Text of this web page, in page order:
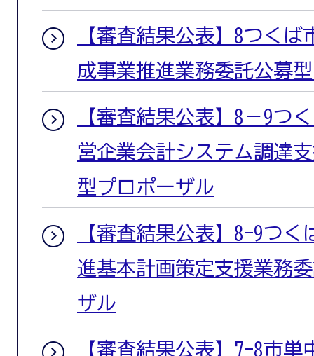
【審査結果公表】8つく
成事業推進業務委託公募
【審査結果公表】8－9つ
営企業会計システム調達
型プロポーザル
【審査結果公表】8-9つ
進基本計画策定支援業務
ザル
【審査結果公表】7-8市単